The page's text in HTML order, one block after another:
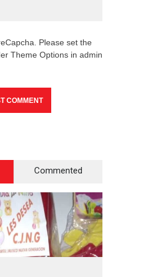
Please set the
Theme Options in admin
Commented